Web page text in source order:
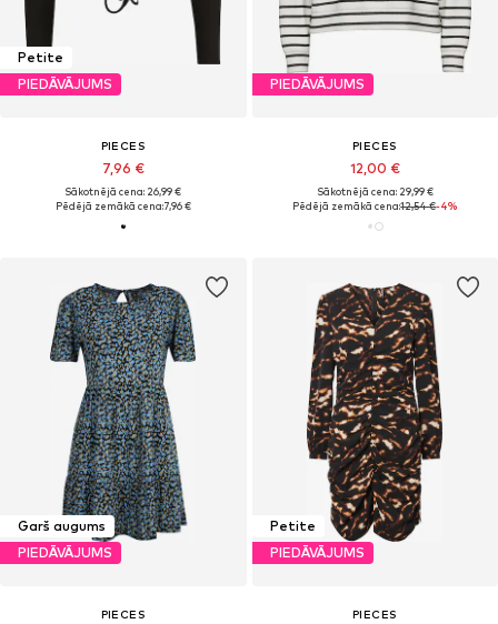
Petite
PIEDĀVĀJUMS
PIECES
7,96 €
Sākotnējā cena: 26,99 €
Pēdējā zemākā cena:7,96 €
PIEDĀVĀJUMS
PIECES
12,00 €
Sākotnējā cena: 29,99 €
Pēdējā zemākā cena:12,54 €-4%
Garš augums
PIEDĀVĀJUMS
PIECES
Petite
PIEDĀVĀJUMS
PIECES